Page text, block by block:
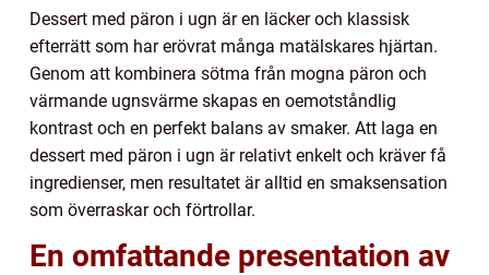
Dessert med päron i ugn är en läcker och klassisk
efterrätt som har erövrat många matälskares hjärtan.
Genom att kombinera sötma från mogna päron och
värmande ugnsvärme skapas en oemotståndlig
kontrast och en perfekt balans av smaker. Att laga en
dessert med päron i ugn är relativt enkelt och kräver få
ingredienser, men resultatet är alltid en smaksensation
som överraskar och förtrollar.
En omfattande presentation av